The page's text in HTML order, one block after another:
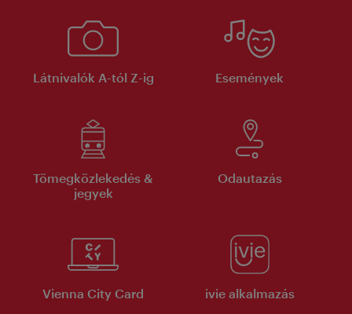
Látnivalók A-tól Z-ig Események
Tömegközlekedés &
jegyek
Odautazás
Vienna City Card ivie alkalmazás